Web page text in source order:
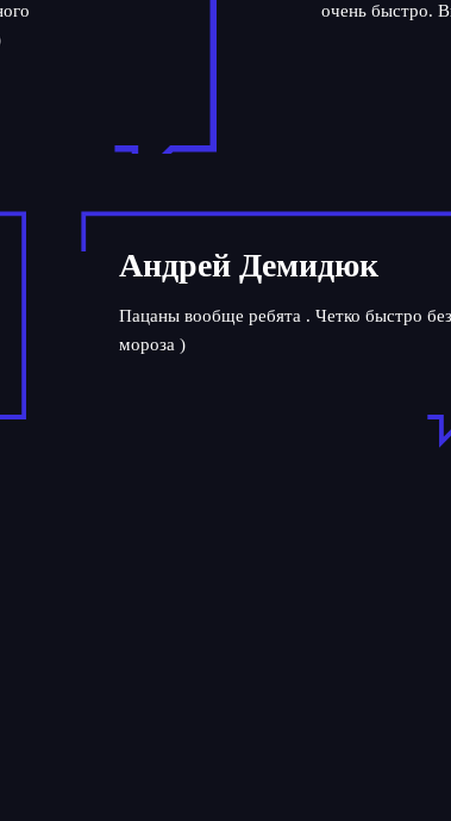
очень быстро.
Андрей Демидюк
Пацаны вообще ребята . Четко быстро без
мороза )